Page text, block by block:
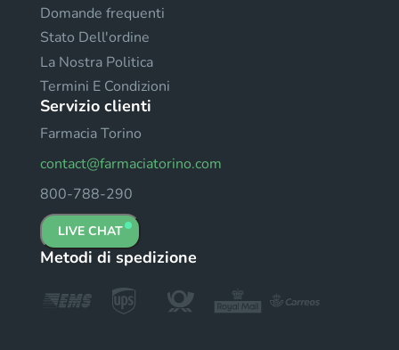
Domande frequenti
Stato Dell'ordine
La Nostra Politica
Termini E Condizioni
Servizio clienti
Farmacia Torino
contact@farmaciatorino.com
800-788-290
LIVE CHAT
Metodi di spedizione